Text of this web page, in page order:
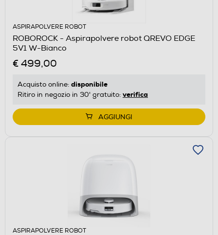
ASPIRAPOLVERE ROBOT
ROBOROCK - Aspirapolvere robot QREVO EDGE
5V1 W-Bianco
€ 499,00
Acquisto online: disponibile
Ritiro in negozio in 30' gratuito: verifica
AGGIUNGI
ASPIRAPOLVERE ROBOT